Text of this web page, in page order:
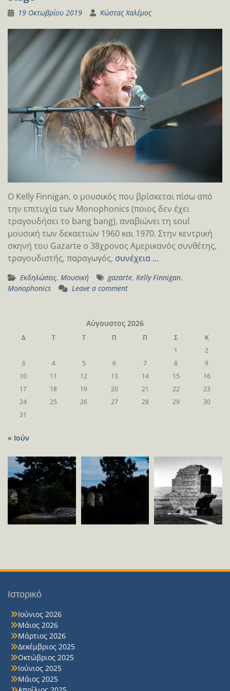
19 Οκτωβρίου 2019 Κώστας Χαλέμος
Ο Kelly Finnigan, o μουσικός που βρίσκεται πίσω από
την επιτυχία των Monophonics (ποιος δεν έχει
τραγουδήσει το bang bang), αναβιώνει τη soul
μουσική των δεκαετιών 1960 και 1970. Στην κεντρική
σκηνή του Gazarte o 38χρονος Αμερικανός συνθέτης,
τραγουδιστής, παραγωγός, συνέχεια …
Εκδηλώσεις, Μουσική gazarte, Kelly Finnigan,
Monophonics
Leave a comment
Αύγουστος 2026
Δ Τ Τ Π Π Σ
Κ
1
2
3
4 5 6 7 8
9
10
11 12 13 14 15
16
17
18 19 20 21 22
23
24
25 26 27 28 29
30
31
« Ιούν
Ιστορικό
Ιούνιος 2026
Μάιος 2026
Μάρτιος 2026
Δεκέμβριος 2025
Οκτώβριος 2025
Ιούνιος 2025
Μάιος 2025